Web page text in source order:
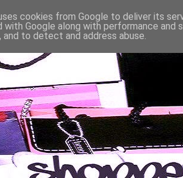
cookies from Google to deliver its
with Google along with performance
to detect and address abuse.